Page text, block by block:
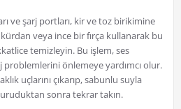
ve şarj portları, kir ve toz birikimine
veya ince bir fırça kullanarak bu
temizleyin. Bu işlem, ses
önlemeye yardımcı olur.
uçlarını çıkarıp, sabunlu suyla
sonra tekrar takın.